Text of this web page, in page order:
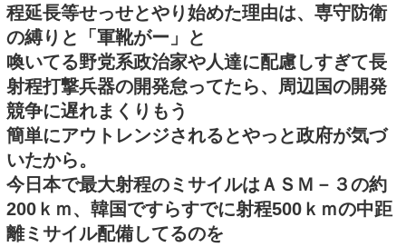
程延長等せっせとやり始めた理由は、専守防衛
の縛りと「軍靴がー」と
喚いてる野党系政治家や人達に配慮しすぎて長
射程打撃兵器の開発怠ってたら、周辺国の開発
競争に遅れまくりもう
簡単にアウトレンジされるとやっと政府が気づ
いたから。
今日本で最大射程のミサイルはＡＳＭ－３の約
200ｋｍ、韓国ですらすでに射程500ｋｍの中距
離ミサイル配備してるのを